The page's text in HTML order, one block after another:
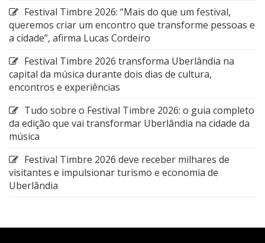
Festival Timbre 2026: “Mais do que um festival,
queremos criar um encontro que transforme pessoas e
a cidade”, afirma Lucas Cordeiro
Festival Timbre 2026 transforma Uberlândia na
capital da música durante dois dias de cultura,
encontros e experiências
Tudo sobre o Festival Timbre 2026: o guia completo
da edição que vai transformar Uberlândia na cidade da
música
Festival Timbre 2026 deve receber milhares de
visitantes e impulsionar turismo e economia de
Uberlândia